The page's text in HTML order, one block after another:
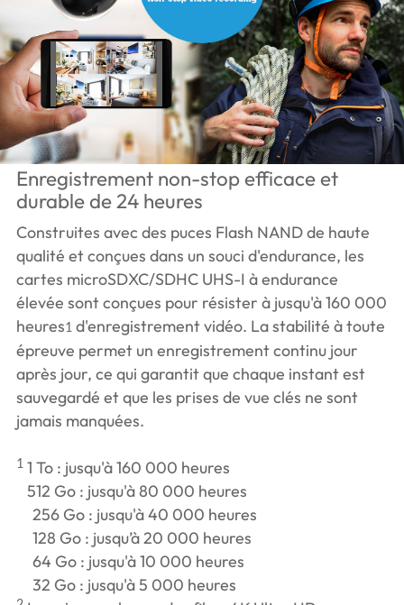
Enregistrement non-stop efficace et
durable de 24 heures
Construites avec des puces Flash NAND de haute
qualité et conçues dans un souci d'endurance, les
cartes microSDXC/SDHC UHS-I à endurance
élevée sont conçues pour résister à jusqu'à 160 000
heures1d'enregistrement vidéo. La stabilité à toute
épreuve permet un enregistrement continu jour
après jour, ce qui garantit que chaque instant est
sauvegardé et que les prises de vue clés ne sont
jamais manquées.
11 To : jusqu'à 160 000 heures
512 Go : jusqu'à 80 000 heures
256 Go : jusqu'à 40 000 heures
128 Go : jusqu’à 20 000 heures
64 Go : jusqu'à 10 000 heures
32 Go : jusqu'à 5 000 heures